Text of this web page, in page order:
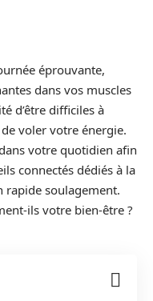
éprouvante,
dans vos muscles
d’être difficiles à
voler votre énergie.
votre quotidien afin
connectés dédiés à la
rapide soulagement.
ils votre bien-être ?